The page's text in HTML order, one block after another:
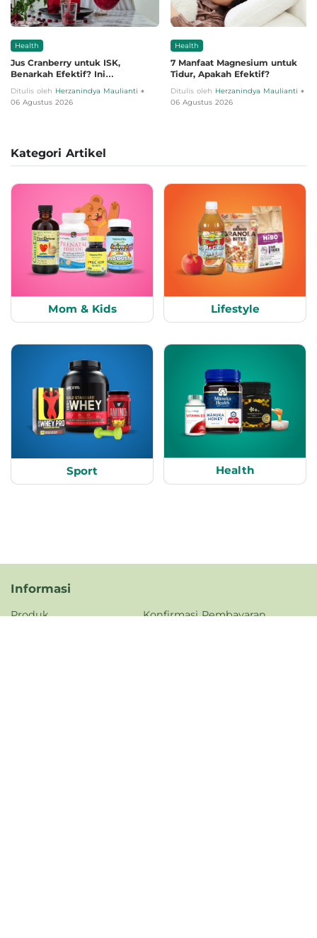
Health
Jus Cranberry untuk ISK,
Benarkah Efektif? Ini
Ditulis oleh Herzanindya Maulianti •
06 Agustus 2026
Health
7 Manfaat Magnesium untuk
Tidur, Apakah Efektif?
Ditulis oleh Herzanindya Maulianti •
06 Agustus 2026
Kategori Artikel
Mom & Kids Lifestyle
Sport Health
Informasi
Produk
Konfirmasi Pembayaran